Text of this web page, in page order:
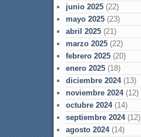
junio 2025(22)
mayo 2025(23)
abril 2025(21)
marzo 2025(22)
febrero 2025(20)
enero 2025(18)
diciembre 2024(13)
noviembre 2024(12)
octubre 2024(14)
septiembre 2024(12)
agosto 2024(14)